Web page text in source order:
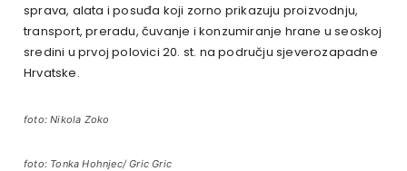
sprava, alata i posuđa koji zorno prikazuju proizvodnju,
transport, preradu, čuvanje i konzumiranje hrane u seoskoj
sredini u prvoj polovici 20. st. na području sjeverozapadne
Hrvatske.
foto: Nikola Zoko
foto: Tonka Hohnjec/ Gric Gric